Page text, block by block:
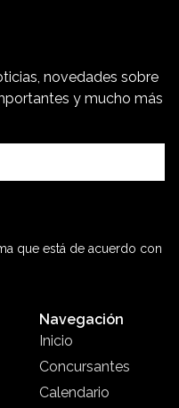
novedades sobre
y mucho más
que está de acuerdo con
Navegación
Inicio
Concursantes
Calendario